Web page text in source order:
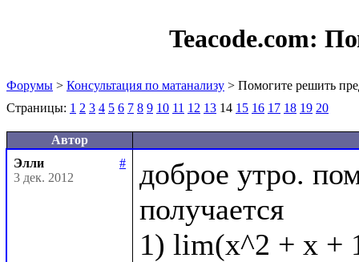
Teacode.com:
Форумы > Консультация по матанализу > Помогите решить
Страницы: 1 2 3 4 5 6 7 8 9 10 11 12 13 14 15 16 17 18 19 20
Автор
Элли
#
3 дек. 2012
доброе утро.
получается
1) lim(x^2 + x +